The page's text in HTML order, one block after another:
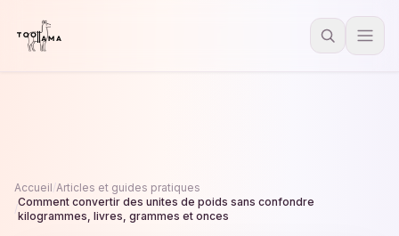
Accueil Articles et guides pratiques
Comment convertir des unites de poids sans confondre
kilogrammes, livres, grammes et onces